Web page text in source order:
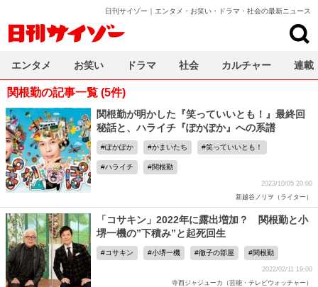
日刊サイゾー｜エンタメ・お笑い・ドラマ・社会の最新ニュース
関根勤の記事一覧 (5件)
関根勤が明かした『笑っていいとも！』最終回
秘話と、ハライチ『ぽかぽか』への系譜
ぽかぽか かまいたち 笑っていいとも！
ハライチ 関根勤
2023/10/05 20:00
新越谷ノリヲ（ライター）
「コサキン」2022年に露出増加？ 関根勤と小
堺一機の”下積み”と起死回生
コサキン 小堺一機 徹子の部屋 関根勤
2022/02/11 19:00
寺西ジャジューカ（芸能・テレビウォッチャー）
エンタメ お笑い ドラマ 社会 カルチャー 連載